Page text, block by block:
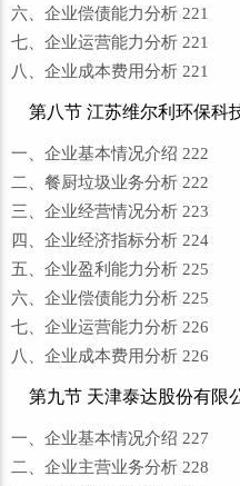
六、企业偿债能力分析 221
七、企业运营能力分析 221
八、企业成本费用分析 221
第八节 江苏维尔利环保科
一、企业基本情况介绍 222
二、餐厨垃圾业务分析 222
三、企业经营情况分析 223
四、企业经济指标分析 224
五、企业盈利能力分析 225
六、企业偿债能力分析 225
七、企业运营能力分析 226
八、企业成本费用分析 226
第九节 天津泰达股份有限
一、企业基本情况介绍 227
二、企业主营业务分析 228